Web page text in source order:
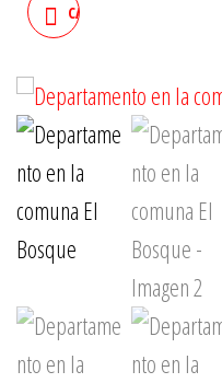
CASA EN LA CISTERNA CALLE